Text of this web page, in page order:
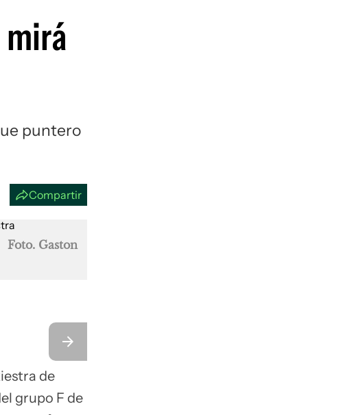
puntero
Compartir
Foto. Gaston
de
grupo F de